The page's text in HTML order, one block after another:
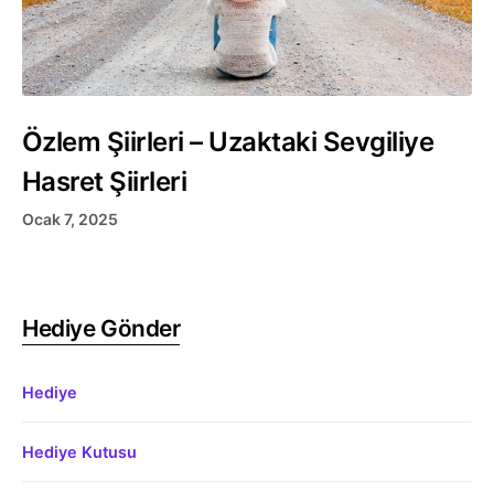
Özlem Şiirleri – Uzaktaki Sevgiliye
Hasret Şiirleri
Ocak 7, 2025
Hediye Gönder
Hediye
Hediye Kutusu